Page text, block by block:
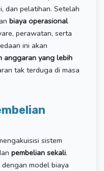
dan pelatihan. Setelah
biaya operasional
perawatan, serta
ini akan
anggaran yang lebih
tak terduga di masa
sistem
pembelian sekali.
model biaya